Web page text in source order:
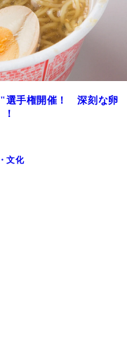
"選手権開催！ 深刻な卵
文化